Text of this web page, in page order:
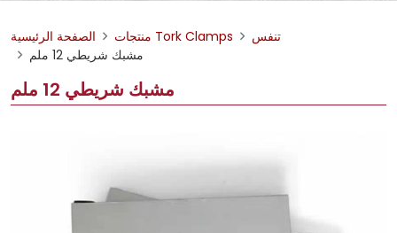
الصفحة الرئيسية منتجات Tork Clamps
تنفس
مشبك شريطي 12 ملم
مشبك شريطي 12 ملم